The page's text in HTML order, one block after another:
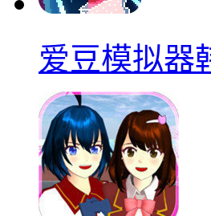
爱豆模拟器